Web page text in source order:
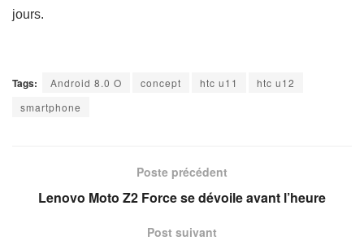
jours.
Tags: Android 8.0 O concept htc u11
htc u12
smartphone
Poste précédent
Lenovo Moto Z2 Force se dévoile avant l’heure
Post suivant